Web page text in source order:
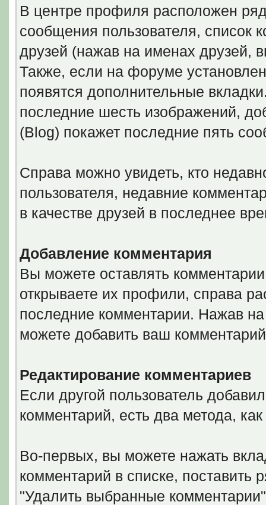
В центре профиля расположен
сообщения пользователя, список
друзей (нажав на именах друзей,
Также, если на форуме
появятся дополнительные
последние шесть изображений,
(Blog) покажет последние пять
Справа можно увидеть, кто
пользователя, недавние
в качестве друзей в последнее
Добавление комментария
Вы можете оставлять
открываете их профили, справа
последние комментарии. Нажав
можете добавить ваш
Редактирование комментариев
Если другой пользователь
комментарий, есть два метода,
Во-первых, вы можете нажать
комментарий в списке, поставить
"Удалить выбранные